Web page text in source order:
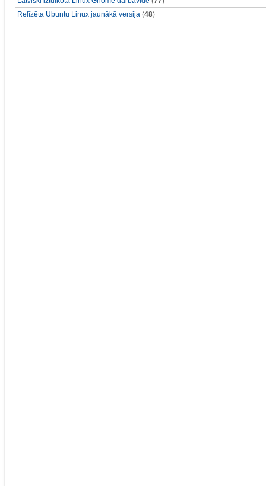
Relīzēta Ubuntu Linux jaunākā versija (48)